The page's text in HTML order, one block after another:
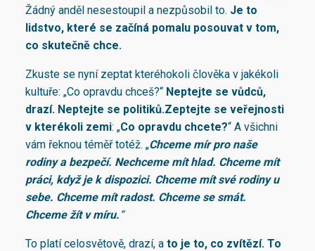
Žádný anděl nesestoupil a nezpůsobil to. Je to
lidstvo, které se začíná pomalu posouvat v tom,
co skutečně chce.
Zkuste se nyní zeptat kteréhokoli člověka v jakékoli
kultuře: „Co opravdu chceš?“ Neptejte se vůdců,
drazí. Neptejte se politiků.Zeptejte se veřejnosti
v kterékoli zemi: „Co opravdu chcete?“ A všichni
vám řeknou téměř totéž. „Chceme mír pro naše
rodiny a bezpečí. Nechceme mít hlad. Chceme mít
práci, když je k dispozici. Chceme mít své rodiny u
sebe. Chceme mít radost. Chceme se smát.
Chceme žít v míru. “
To platí celosvětově, drazí, a to je to, co zvítězí. To